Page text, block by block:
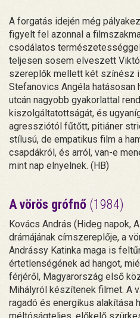
A forgatás idején még
figyelt fel azonnal a
csodálatos
teljesen sosem elveszett
szereplők mellett két színész
Stefanovics Angéla
utcán nagyobb gyakorlattal
kiszolgáltatottságát, és
agressziótól fűtőtt, pitiáner
stílusú, de empatikus film a
csapdákról, és arról, van-e
mint nap elnyelnek. (HB)
A vörös grófnő (1984)
Kovács András (Hideg napok,
drámájának címszereplője, a
Andrássy Katinka maga is
értetlenségének ad hangot,
férjéről, Magyarország első
Mihályról készítenek filmet. A
ragadó és energikus alakítása